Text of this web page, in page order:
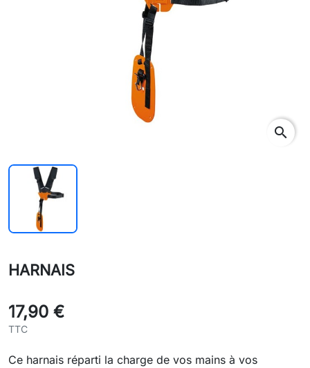
search
HARNAIS
17,90 €
TTC
Ce harnais réparti la charge de vos mains à vos